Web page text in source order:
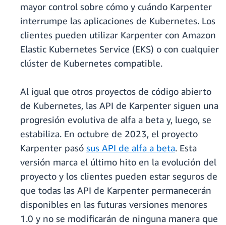
mayor control sobre cómo y cuándo Karpenter
interrumpe las aplicaciones de Kubernetes. Los
clientes pueden utilizar Karpenter con Amazon
Elastic Kubernetes Service (EKS) o con cualquier
clúster de Kubernetes compatible.
Al igual que otros proyectos de código abierto
de Kubernetes, las API de Karpenter siguen una
progresión evolutiva de alfa a beta y, luego, se
estabiliza. En octubre de 2023, el proyecto
Karpenter pasó sus API de alfa a beta. Esta
versión marca el último hito en la evolución del
proyecto y los clientes pueden estar seguros de
que todas las API de Karpenter permanecerán
disponibles en las futuras versiones menores
1.0 y no se modificarán de ninguna manera que